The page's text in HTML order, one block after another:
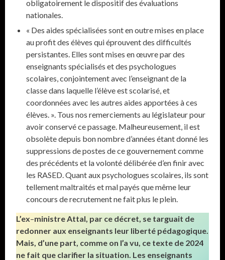
obligatoirement le dispositif des évaluations
nationales.
« Des aides spécialisées sont en outre mises en place
au profit des élèves qui éprouvent des difficultés
persistantes. Elles sont mises en œuvre par des
enseignants spécialisés et des psychologues
scolaires, conjointement avec l’enseignant de la
classe dans laquelle l’élève est scolarisé, et
coordonnées avec les autres aides apportées à ces
élèves. ». Tous nos remerciements au législateur pour
avoir conservé ce passage. Malheureusement, il est
obsolète depuis bon nombre d’années étant donné les
suppressions de postes de ce gouvernement comme
des précédents et la volonté délibérée d’en finir avec
les RASED. Quant aux psychologues scolaires, ils sont
tellement maltraités et mal payés que même leur
concours de recrutement ne fait plus le plein.
L’ex–ministre Attal, par ce décret, se targuait de
redonner aux enseignants leur liberté pédagogique.
Mais, d’une part, comme on l’a vu, ce texte de 2024
ne fait que clarifier la situation. Les enseignants